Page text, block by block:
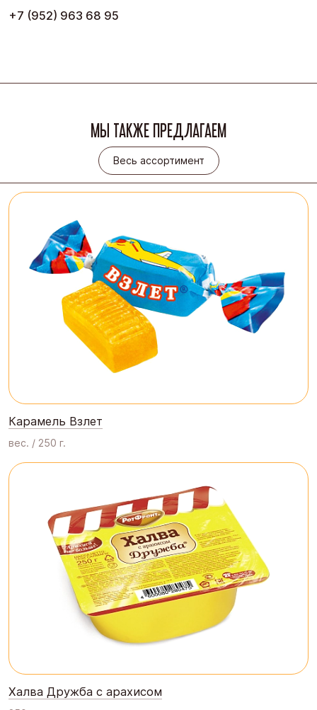
+7 (952) 963 68 95
МЫ ТАКЖЕ ПРЕДЛАГАЕМ
Весь ассортимент
Весь ассортимент
Карамель Взлет
вес. / 250 г.
Халва Дружба с арахисом